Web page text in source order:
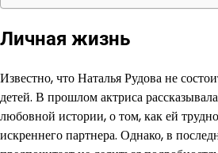
Личная жизнь
Известно, что Наталья Рудова не
детей. В прошлом актриса
любовной истории, о том, как ей
искреннего партнера. Однако, в